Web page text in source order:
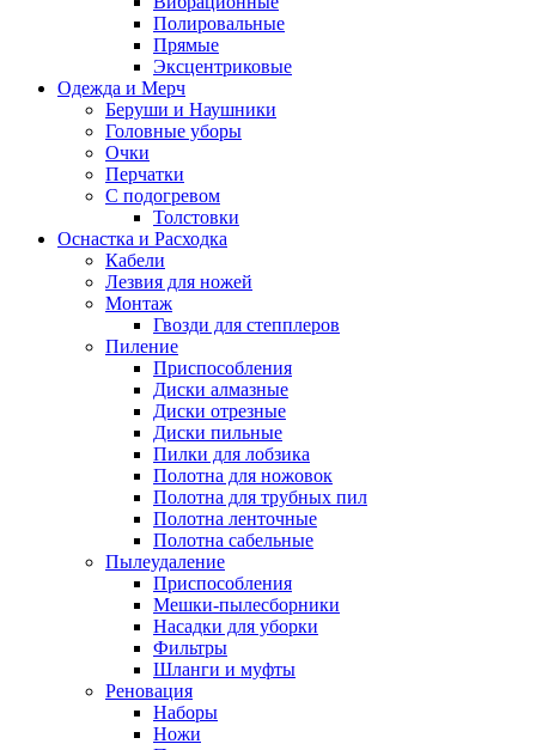
Полировальные
Прямые
Эксцентриковые
Одежда и Мерч
Беруши и Наушники
Головные уборы
Очки
Перчатки
С подогревом
Толстовки
Оснастка и Расходка
Кабели
Лезвия для ножей
Монтаж
Гвозди для степплеров
Пиление
Приспособления
Диски алмазные
Диски отрезные
Диски пильные
Пилки для лобзика
Полотна для ножовок
Полотна для трубных пил
Полотна ленточные
Полотна сабельные
Пылеудаление
Приспособления
Мешки-пылесборники
Насадки для уборки
Фильтры
Шланги и муфты
Реновация
Наборы
Ножи